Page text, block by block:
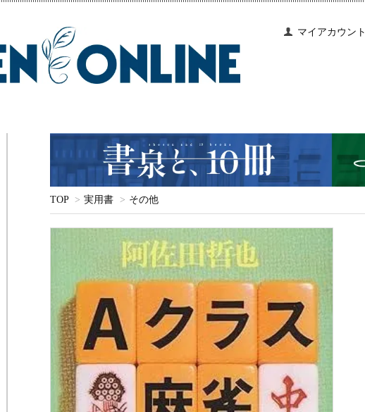
マイアカウント
TOP > 実用書 > その他